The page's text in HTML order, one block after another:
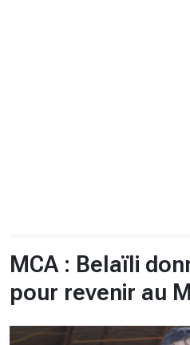
MCA : Belaïli
pour revenir au